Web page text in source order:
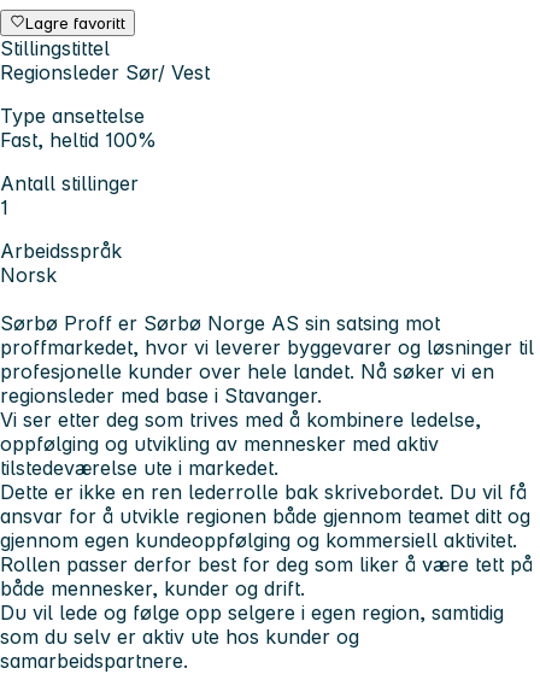
Lagre favoritt
Stillingstittel
Regionsleder Sør/ Vest
Type ansettelse
Fast, heltid 100%
Antall stillinger
1
Arbeidsspråk
Norsk
Sørbø Proff er Sørbø Norge AS sin satsing mot
proffmarkedet, hvor vi leverer byggevarer og løsninger til
profesjonelle kunder over hele landet. Nå søker vi en
regionsleder med base i Stavanger.
Vi ser etter deg som trives med å kombinere ledelse,
oppfølging og utvikling av mennesker med aktiv
tilstedeværelse ute i markedet.
Dette er ikke en ren lederrolle bak skrivebordet. Du vil få
ansvar for å utvikle regionen både gjennom teamet ditt og
gjennom egen kundeoppfølging og kommersiell aktivitet.
Rollen passer derfor best for deg som liker å være tett på
både mennesker, kunder og drift.
Du vil lede og følge opp selgere i egen region, samtidig
som du selv er aktiv ute hos kunder og
samarbeidspartnere.